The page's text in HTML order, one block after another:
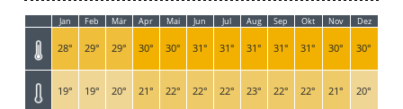
Jan Feb Mär Apr Mai Jun Jul Aug Sep Okt Nov Dez
28° 29° 29° 30° 30° 31° 31° 31° 31° 31° 30° 30°
19° 19° 20° 21° 22° 22° 22° 23° 22° 22° 21° 20°